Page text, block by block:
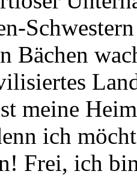
Bächen
meine
ich
Frei, ich